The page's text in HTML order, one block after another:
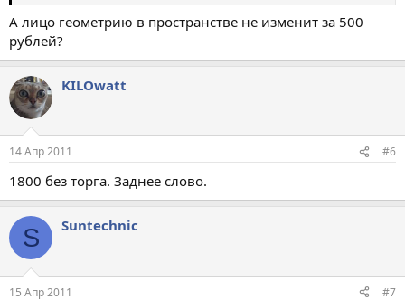
А лицо геометрию в пространстве не изменит за 500
рублей?
KILOwatt
14 Апр 2011 #6
1800 без торга. Заднее слово.
S Suntechnic
15 Апр 2011 #7